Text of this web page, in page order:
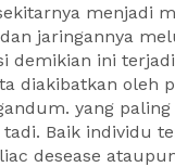
menjadi
jaringannya
demikian ini
diakibatkan oleh
yang paling
Baik individu
desease